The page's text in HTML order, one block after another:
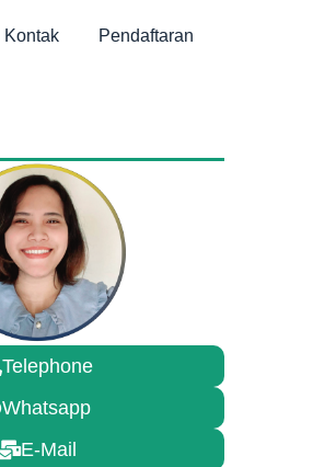
Kontak Pendaftaran
Telephone
Whatsapp
E-Mail